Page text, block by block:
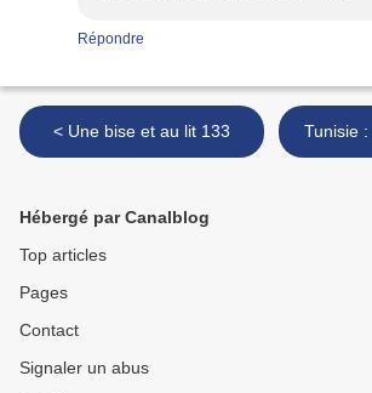
Répondre
< Une bise et au lit 133
Hébergé par Canalblog
Top articles
Pages
Contact
Signaler un abus